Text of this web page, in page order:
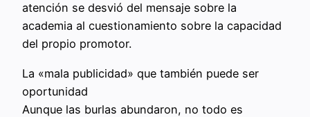
atención se desvió del mensaje sobre la
academia al cuestionamiento sobre la capacidad
del propio promotor.
La «mala publicidad» que también puede ser
oportunidad
Aunque las burlas abundaron, no todo es